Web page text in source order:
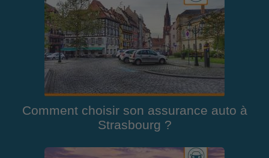
Comment choisir son assurance auto à
Strasbourg ?